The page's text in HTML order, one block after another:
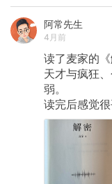
阿常先生
4月前
读了麦家的《
天才与疯狂
弱。
读完后感觉很